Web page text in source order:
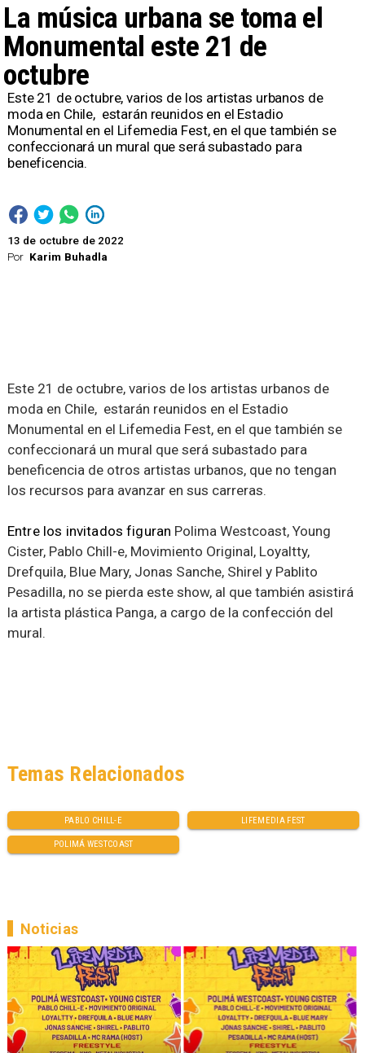
Por Karim Buhadla
La música urbana se toma el
Monumental este 21 de
octubre
13 de octubre de 2022
Este 21 de octubre, varios de los artistas urbanos de
moda en Chile, estarán reunidos en el Estadio
Monumental en el Lifemedia Fest, en el que también se
confeccionará un mural que será subastado para
beneficencia.
Este 21 de octubre, varios de los artistas urbanos de
moda en Chile, estarán reunidos en el Estadio
Monumental en el Lifemedia Fest, en el que también se
confeccionará un mural que será subastado para
beneficencia de otros artistas urbanos, que no tengan
los recursos para avanzar en sus carreras.
Entre los invitados figuran ​ Polima Westcoast, Young
Cister, Pablo Chill-e, Movimiento Original, Loyaltty,
Drefquila, Blue Mary, Jonas Sanche, Shirel y Pablito
Pesadilla, no se pierda este show, al que también asistirá
la artista plástica Panga, a cargo de la confección del
mural.
PABLO CHILL-E LIFEMEDIA FEST
POLIMÁ WESTCOAST
Temas Relacionados
Noticias